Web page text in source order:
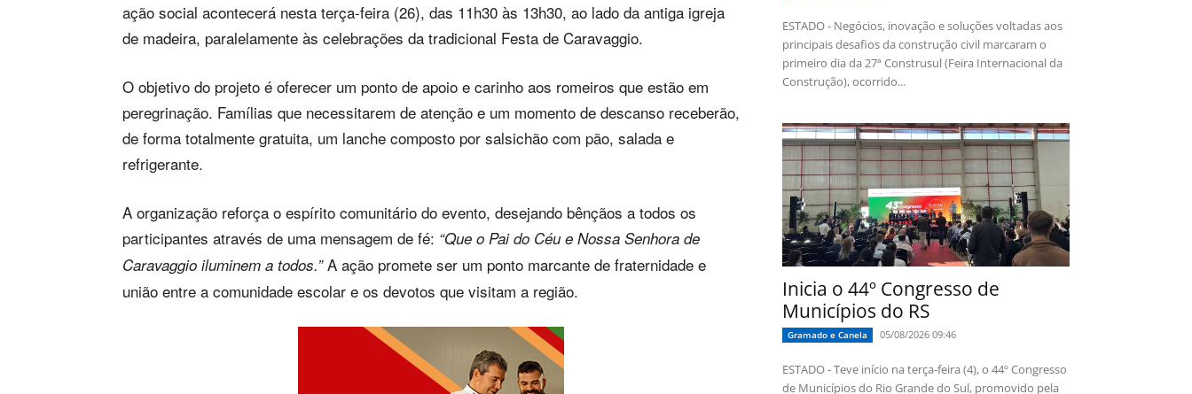
ação social acontecerá nesta terça-feira (26), das 11h30 às 13h30, ao lado da antiga igreja
de madeira, paralelamente às celebrações da tradicional Festa de Caravaggio.
O objetivo do projeto é oferecer um ponto de apoio e carinho aos romeiros que estão em
peregrinação. Famílias que necessitarem de atenção e um momento de descanso receberão,
de forma totalmente gratuita, um lanche composto por salsichão com pão, salada e
refrigerante.
A organização reforça o espírito comunitário do evento, desejando bênçãos a todos os
participantes através de uma mensagem de fé: “Que o Pai do Céu e Nossa Senhora de
Caravaggio iluminem a todos.”A ação promete ser um ponto marcante de fraternidade e
união entre a comunidade escolar e os devotos que visitam a região.
ESTADO - Negócios, inovação e soluções voltadas aos
principais desafios da construção civil marcaram o
primeiro dia da 27ª Construsul (Feira Internacional da
Construção), ocorrido...
Inicia o 44º Congresso de
Municípios do RS
Gramado e Canela 05/08/2026 09:46
ESTADO - Teve início na terça-feira (4), o 44º Congresso
de Municípios do Rio Grande do Sul, promovido pela